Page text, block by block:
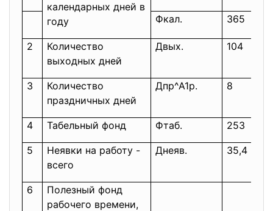
календарных дней в
году
Фкал. 365
2
Количество
выходных дней
Двых. 104
3
Количество
праздничных дней
Дпр^А1р. 8
4 Табельный фонд Фтаб. 253
5
Неявки на работу -
всего
Днеяв. 35,4
6
Полезный фонд
рабочего времени,